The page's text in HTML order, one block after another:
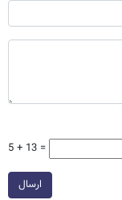
5 + 13 =
ارسال